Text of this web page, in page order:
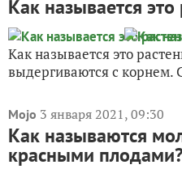
Как называется это
Как называется это
выдергиваются с корнем.
Mojo 3 января 2021, 09:30
Как называются
красными